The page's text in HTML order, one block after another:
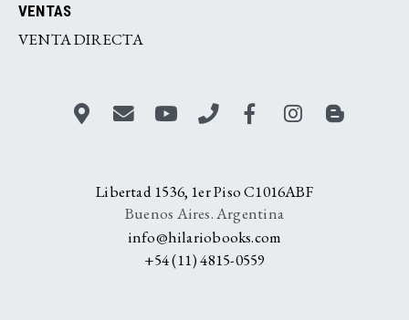
VENTAS
VENTA DIRECTA
Libertad 1536, 1er Piso C1016ABF
Buenos Aires. Argentina
info@hilariobooks.com
+54 (11) 4815-0559